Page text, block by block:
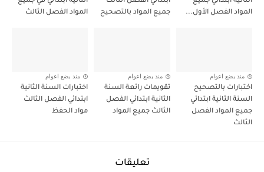
المواد الفصل الأول...
جميع المواد بالتصحيح
المواد الفصل الثالث
منذ بضع اعوام
اختبارات بالتصحيح
السنة الثانية ابتدائي
جميع المواد الفصل
الثالث
منذ بضع اعوام
تقويمات رائعة السنة
الثانية ابتدائي الفصل
الثالث جميع المواد
منذ بضع اعوام
اختبارات السنة الثانية
ابتدائي الفصل الثالث
مواد الحفظ
تعليقات